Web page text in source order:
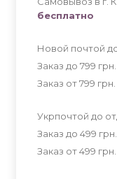
бесплатно
Новой почтой
Заказ до 799
Заказ от 799 грн.
Укрпочтой до
Заказ до 499
Заказ от 499